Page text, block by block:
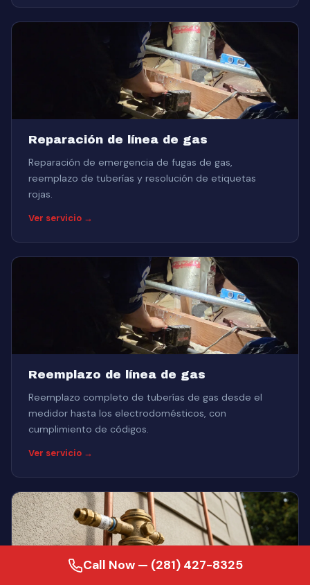
Reparación de línea de gas
Reparación de emergencia de fugas de gas,
reemplazo de tuberías y resolución de etiquetas
rojas.
Ver servicio →
Reemplazo de línea de gas
Reemplazo completo de tuberías de gas desde el
medidor hasta los electrodomésticos, con
cumplimiento de códigos.
Ver servicio →
Call Now — (281) 427-8325